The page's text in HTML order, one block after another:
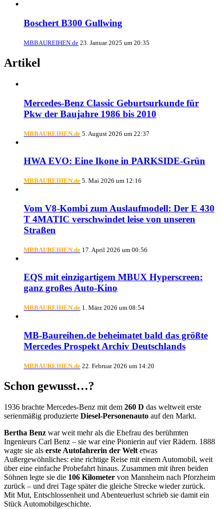
Boschert B300 Gullwing
MBBAUREIHEN.de 23. Januar 2025 um 20:35
Artikel
Mercedes-Benz Classic Geburtsurkunde für
Pkw der Baujahre 1986 bis 2010
MBBAUREIHEN.de 5. August 2026 um 22:37
HWA EVO: Eine Ikone in PARKSIDE-Grün
MBBAUREIHEN.de 5. Mai 2026 um 12:16
Vom V8-Kombi zum Auslaufmodell: Der E 430
T 4MATIC verschwindet leise von unseren
Straßen
MBBAUREIHEN.de 17. April 2026 um 00:56
EQS mit einzigartigem MBUX Hyperscreen:
ganz großes Auto-Kino
MBBAUREIHEN.de 1. März 2026 um 08:54
MB-Baureihen.de beheimatet bald das größte
Mercedes Prospekt Archiv Deutschlands
MBBAUREIHEN.de 22. Februar 2026 um 14:20
Schon gewusst…?
1936 brachte Mercedes-Benz mit dem 260 D das weltweit erste
serienmäßig produzierte Diesel-Personenauto auf den Markt.
Bertha Benz war weit mehr als die Ehefrau des berühmten
Ingenieurs Carl Benz – sie war eine Pionierin auf vier Rädern. 1888
wagte sie als erste Autofahrerin der Welt etwas
Außergewöhnliches: eine richtige Reise mit einem Automobil, weit
über eine einfache Probefahrt hinaus. Zusammen mit ihren beiden
Söhnen legte sie die 106 Kilometer von Mannheim nach Pforzheim
zurück – und drei Tage später die gleiche Strecke wieder zurück.
Mit Mut, Entschlossenheit und Abenteuerlust schrieb sie damit ein
Stück Automobilgeschichte.